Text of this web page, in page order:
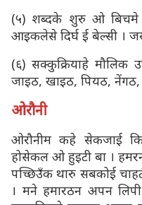
(५) शब्दके शुरु ओ बिचमे
आइकलेसे दिर्घ ई बेल्सी ।
(६) सक्कुक्रियाहे
जाइठ, खाइठ, पियठ,
ओरौनी
ओरौनीम कहे सेकजाई
होसेकल ओ हुइटी बा ।
पच्छिउँक थारु सबकोई
। मने हमारठन अपन